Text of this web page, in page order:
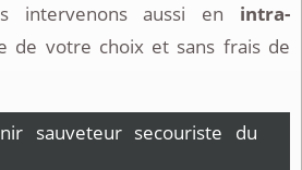
intervenons aussi en intra-
de votre choix et sans frais de
sauveteur secouriste du